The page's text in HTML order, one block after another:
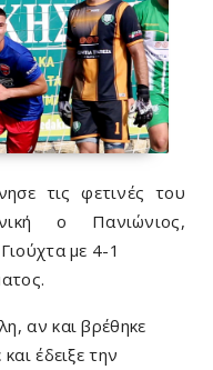
τις φετινές του
ο Πανιώνιος,
με 4-1
αν και βρέθηκε
έδειξε την